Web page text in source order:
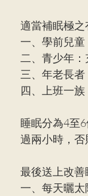
適當補眠極之
一、學前兒童
二、青少年
三、年老長者
四、上班一族
睡眠分為4至
過兩小時，否
最後送上改善
一、每天曬太